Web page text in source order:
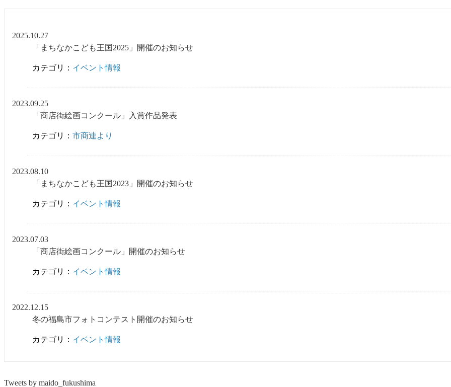
2025.10.27
「まちなかこども王国2025」開催のお知らせ
カテゴリ： イベント情報
2023.09.25
「商店街絵画コンクール」入賞作品発表
カテゴリ： 市商連より
2023.08.10
「まちなかこども王国2023」開催のお知らせ
カテゴリ： イベント情報
2023.07.03
「商店街絵画コンクール」開催のお知らせ
カテゴリ： イベント情報
2022.12.15
冬の福島市フォトコンテスト開催のお知らせ
カテゴリ： イベント情報
Tweets by maido_fukushima